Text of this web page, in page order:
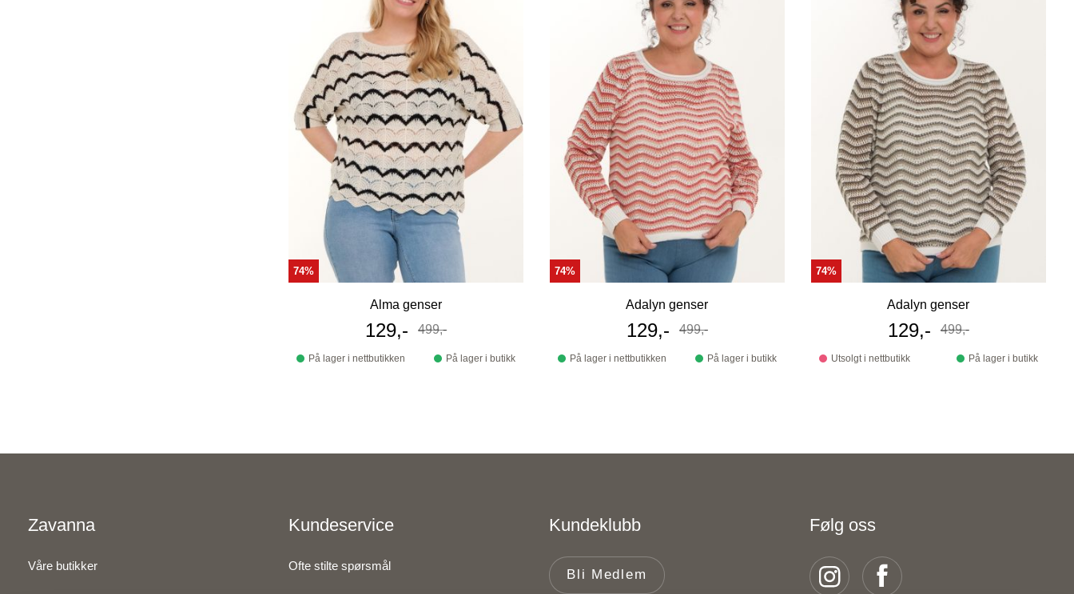
74%
Alma genser
Tilbudspris
129,- Før
499,-
På lager i nettbutikken På lager i butikk
74%
Adalyn genser
Tilbudspris
129,- Før
499,-
På lager i nettbutikken På lager i butikk
74%
Adalyn genser
Tilbudspris
129,- Før
499,-
Utsolgt i nettbutikk På lager i butikk
Zavanna
Våre butikker
Kundeservice
Ofte stilte spørsmål
Kundeklubb
Bli Medlem
Følg oss